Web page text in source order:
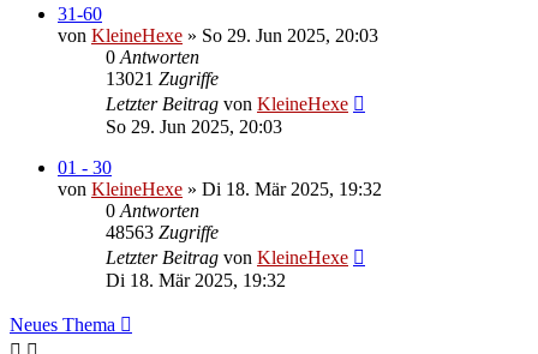
31-60
von KleineHexe » So 29. Jun 2025, 20:03
0 Antworten
13021 Zugriffe
Letzter Beitrag von KleineHexe
So 29. Jun 2025, 20:03
01 - 30
von KleineHexe » Di 18. Mär 2025, 19:32
0 Antworten
48563 Zugriffe
Letzter Beitrag von KleineHexe
Di 18. Mär 2025, 19:32
Neues Thema